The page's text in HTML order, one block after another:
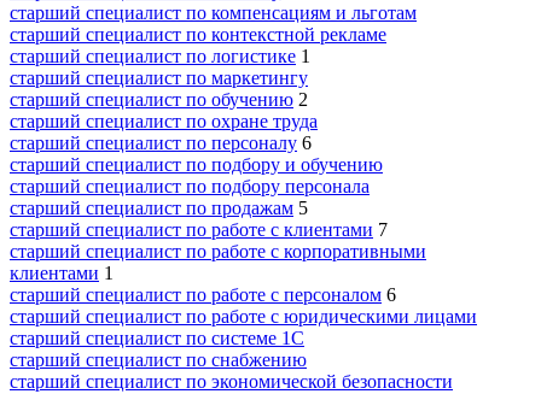
старший специалист по компенсациям и льготам
старший специалист по контекстной рекламе
старший специалист по логистике 1
старший специалист по маркетингу
старший специалист по обучению 2
старший специалист по охране труда
старший специалист по персоналу 6
старший специалист по подбору и обучению
старший специалист по подбору персонала
старший специалист по продажам 5
старший специалист по работе с клиентами 7
старший специалист по работе с корпоративными
клиентами 1
старший специалист по работе с персоналом 6
старший специалист по работе с юридическими лицами
старший специалист по системе 1С
старший специалист по снабжению
старший специалист по экономической безопасности